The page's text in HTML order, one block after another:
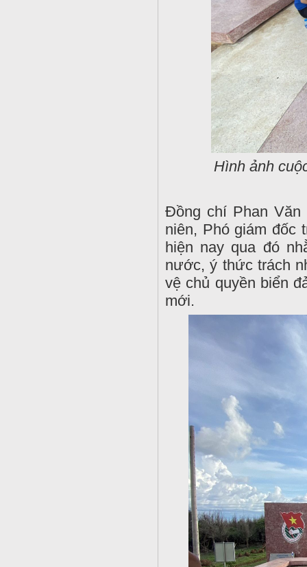
Hình ảnh
Đồng chí Phan Văn
niên, Phó giám đốc
hiện nay qua đó
nước, ý thức trách
vệ chủ quyền biển
mới.